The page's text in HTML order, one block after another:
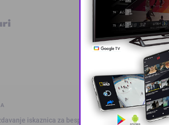
iskaznica za besplatan prevoz